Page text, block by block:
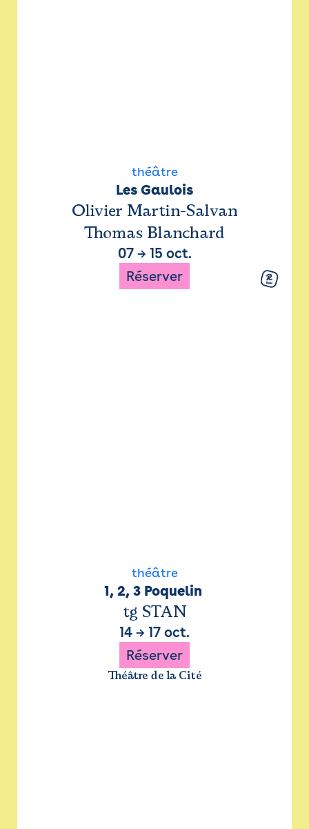
théâtre
Les Gaulois
Olivier Martin-Salvan
Thomas Blanchard
07→ 15 oct.
Réserver
théâtre
1, 2, 3 Poquelin
tg STAN
14 → 17 oct.
Réserver
Théâtre de la Cité